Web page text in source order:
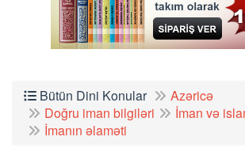
Bütün Dini Konular
Azəricə
Doğru iman bilgiləri
İman və
İmanın əlaməti